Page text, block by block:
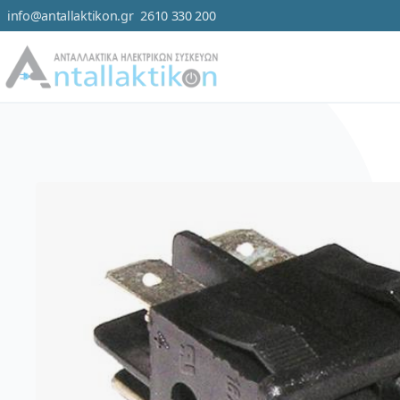
Μετάβαση στο περιεχόμενο
info@antallaktikon.gr 2610 330 200